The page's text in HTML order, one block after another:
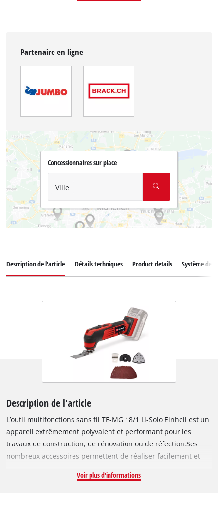
Partenaire en ligne
Concessionnaires sur place
Ville
Description de l'article Détails techniques Product details Système de
Description de l'article
L’outil multifonctions sans fil TE-MG 18/1 Li-Solo Einhell est un
appareil extrêmement polyvalent et performant pour les
travaux de construction, de rénovation ou de réfection.Ses
nombreux accessoires permettent de réaliser facilement et
sein de la gamme Power X-Change, cet outil multifonction est
Voir plus d'informations